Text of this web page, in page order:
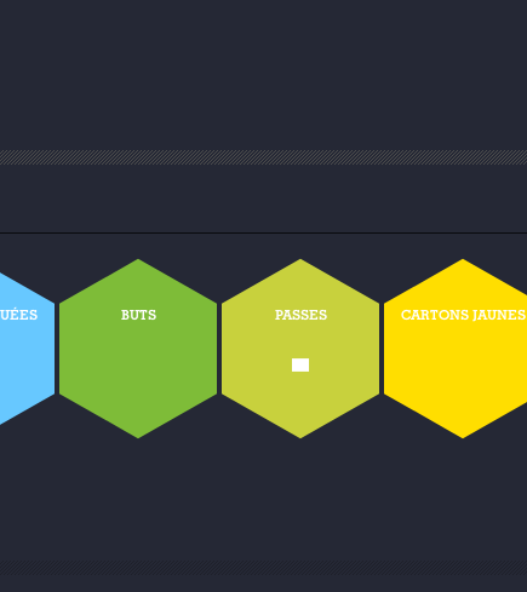
BUTS PASSES
-
CARTONS JAUNES